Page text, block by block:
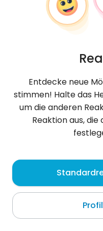
Misael , 28
Cochabamba
Über mich
Entdecke neue
stimmen! Halte das
um die anderen
Reaktion aus,